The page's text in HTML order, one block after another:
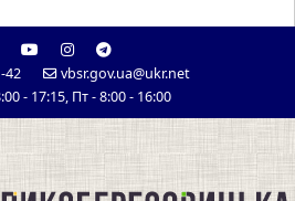
42
vbsr.gov.ua@ukr.net
- 17:15, Пт - 8:00 - 16:00